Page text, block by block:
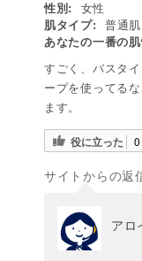
性別:
女性
肌タイプ:
普通肌
あなたの一番の
すごく、バスタ
ープを使ってる
ます。
役に立った 0
サイトからの返
アロ